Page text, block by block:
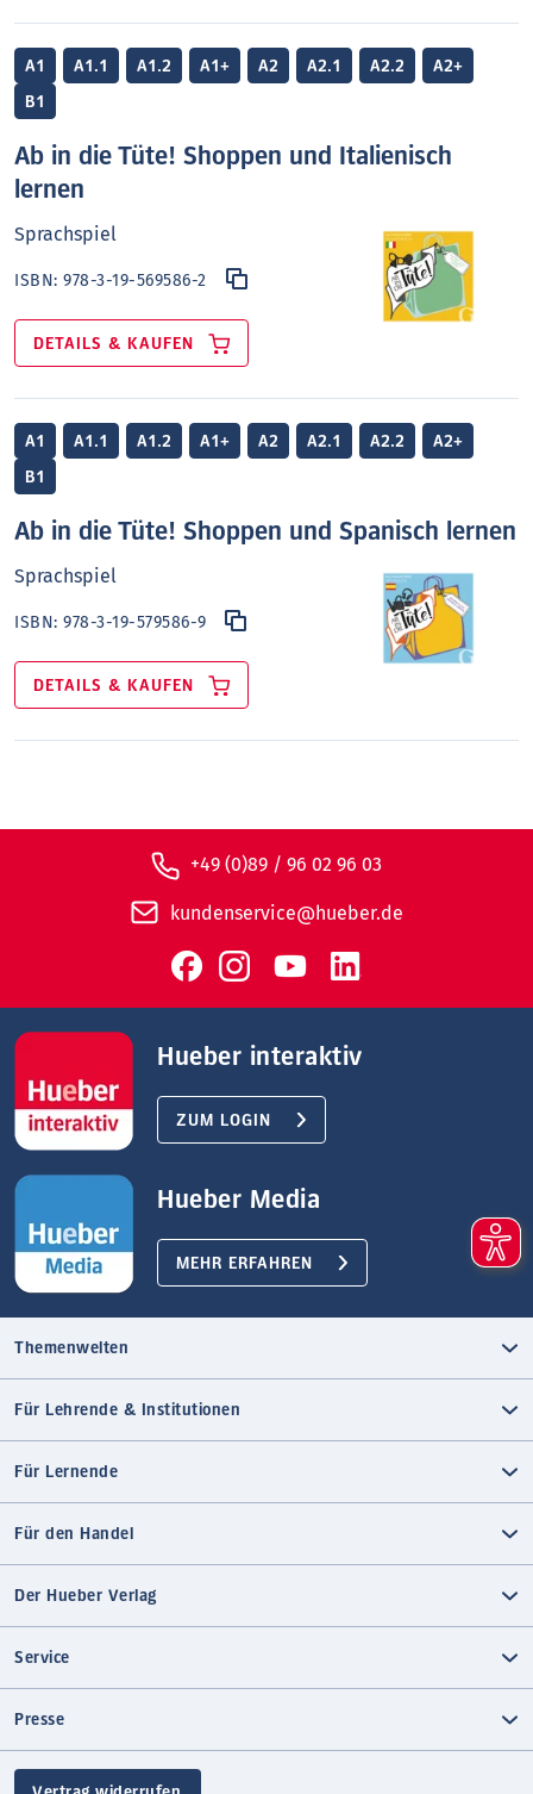
A1 A1.1 A1.2 A1+ A2 A2.1 A2.2 A2+
B1
Ab in die Tüte! Shoppen und Italienisch
lernen
Sprachspiel
ISBN:978-3-19-569586-2
DETAILS & KAUFEN
A1 A1.1 A1.2 A1+ A2 A2.1 A2.2 A2+
B1
Ab in die Tüte! Shoppen und Spanisch lernen
Sprachspiel
ISBN:978-3-19-579586-9
DETAILS & KAUFEN
+49 (0)89 / 96 02 96 03
kundenservice@hueber.de
Hueber interaktiv
ZUM LOGIN
Hueber Media
MEHR ERFAHREN
Themenwelten
Für Lehrende & Institutionen
Für Lernende
Für den Handel
Der Hueber Verlag
Service
Presse